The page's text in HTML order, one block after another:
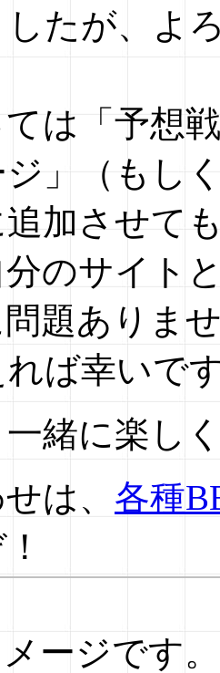
たが、よ
は「予想
」（もし
追加させて
分のサイト
題ありま
ば幸いで
緒に楽し
は、 各種
ージです